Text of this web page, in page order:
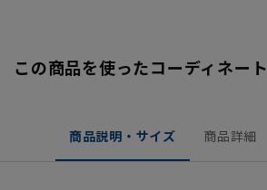
この商品を使ったコーディネート
商品説明・サイズ 商品詳細